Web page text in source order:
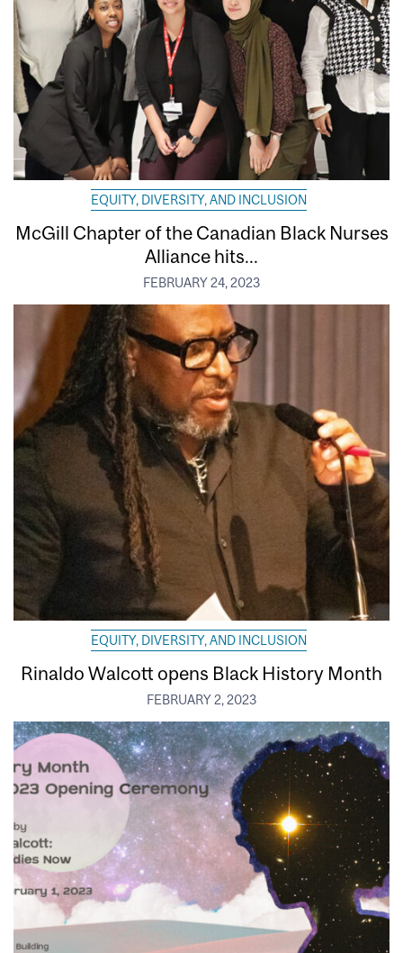
EQUITY, DIVERSITY, AND INCLUSION
McGill Chapter of the Canadian Black Nurses
Alliance hits...
FEBRUARY 24, 2023
EQUITY, DIVERSITY, AND INCLUSION
Rinaldo Walcott opens Black History Month
FEBRUARY 2, 2023